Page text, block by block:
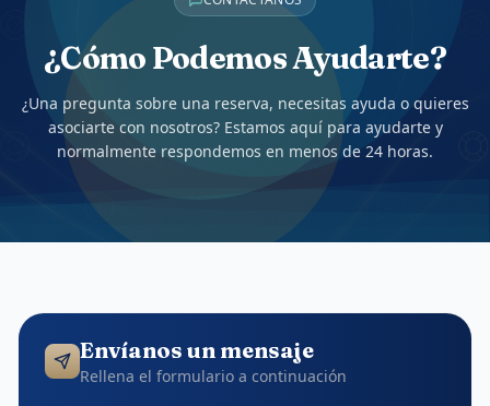
¿Cómo Podemos Ayudarte?
¿Una pregunta sobre una reserva, necesitas ayuda o quieres
asociarte con nosotros? Estamos aquí para ayudarte y
normalmente respondemos en menos de 24 horas.
Envíanos un mensaje
Rellena el formulario a continuación